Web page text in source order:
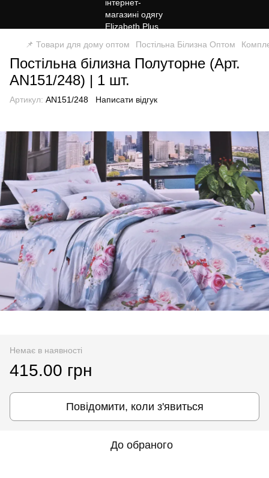
📌 Товари для дому оптом Постільна Білизна Оптом
Постільна білизна Полуторне (Арт.
AN151/248) | 1 шт.
Артикул: AN151/248 Написати відгук
Немає в наявності
415.00 грн
Повідомити, коли з'явиться
До обраного